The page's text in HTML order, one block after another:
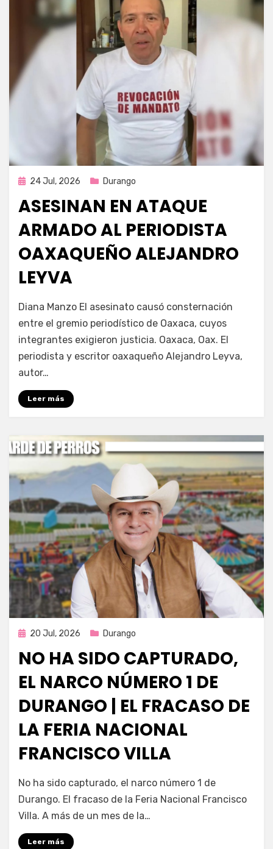
Publicada
24 Jul, 2026 Durango
ASESINAN EN ATAQUE
ARMADO AL PERIODISTA
OAXAQUEÑO ALEJANDRO
LEYVA
Fernando Miranda Servín
Diana Manzo El asesinato causó consternación
entre el gremio periodístico de Oaxaca, cuyos
integrantes exigieron justicia. Oaxaca, Oax. El
periodista y escritor oaxaqueño Alejandro Leyva,
autor…
Leer más
Publicada
20 Jul, 2026 Durango
NO HA SIDO CAPTURADO,
EL NARCO NÚMERO 1 DE
DURANGO | EL FRACASO DE
LA FERIA NACIONAL
FRANCISCO VILLA
por Fernando Miranda Servín
No ha sido capturado, el narco número 1 de
Durango. El fracaso de la Feria Nacional Francisco
Villa. A más de un mes de la…
Leer más